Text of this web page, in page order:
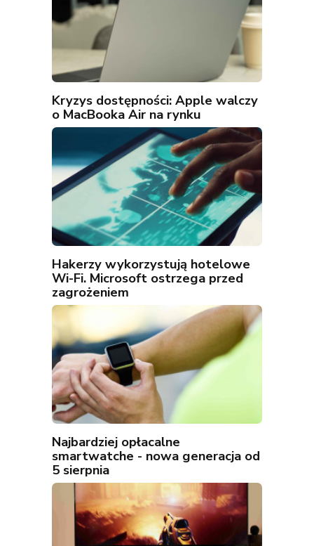
Kryzys dostępności: Apple walczy
o MacBooka Air na rynku
Hakerzy wykorzystują hotelowe
Wi-Fi. Microsoft ostrzega przed
zagrożeniem
Najbardziej opłacalne
smartwatche - nowa generacja od
5 sierpnia